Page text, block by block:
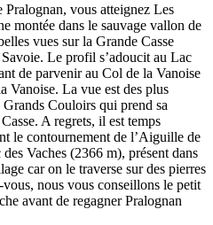
Pralognan, vous atteignez Les
montée dans le sauvage vallon de
vues sur la Grande Casse
Le profil s’adoucit au Lac
de parvenir au Col de la Vanoise
Vanoise. La vue est des plus
Couloirs qui prend sa
A regrets, il est temps
le contournement de l’Aiguille de
Vaches (2366 m), présent dans
car on le traverse sur des pierres
nous vous conseillons le petit
avant de regagner Pralognan